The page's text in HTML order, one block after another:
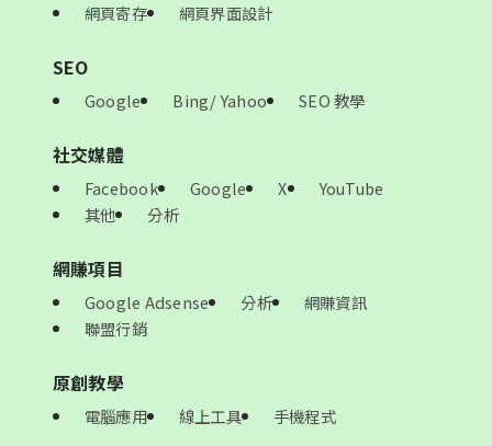
網頁寄存
網頁界面設計
SEO
Google Bing/ Yahoo SEO 教學
社交媒體
Facebook Google X
YouTube
其他
分析
網賺項目
Google Adsense 分析
網賺資訊
聯盟行銷
原創教學
電腦應用 線上工具 手機程式